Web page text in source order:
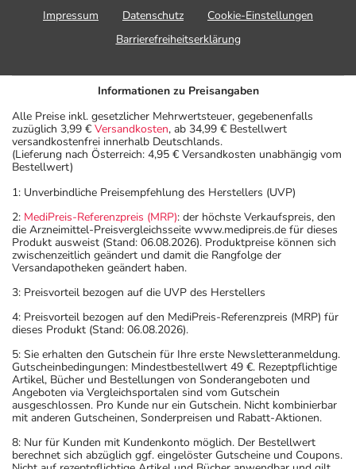
Impressum
Datenschutz
Cookie-Einstellungen
Barrierefreiheitserklärung
Informationen zu Preisangaben
Alle Preise inkl. gesetzlicher Mehrwertsteuer, gegebenenfalls
zuzüglich 3,99 € Versandkosten, ab 34,99 € Bestellwert
versandkostenfrei innerhalb Deutschlands.
(Lieferung nach Österreich: 4,95 € Versandkosten unabhängig vom
Bestellwert)
1: Unverbindliche Preisempfehlung des Herstellers (UVP)
2: MediPreis-Referenzpreis (MRP): der höchste Verkaufspreis, den
die Arzneimittel-Preisvergleichsseite www.medipreis.de für dieses
Produkt ausweist (Stand: 06.08.2026). Produktpreise können sich
zwischenzeitlich geändert und damit die Rangfolge der
Versandapotheken geändert haben.
3: Preisvorteil bezogen auf die UVP des Herstellers
4: Preisvorteil bezogen auf den MediPreis-Referenzpreis (MRP) für
dieses Produkt (Stand: 06.08.2026).
5: Sie erhalten den Gutschein für Ihre erste Newsletteranmeldung.
Gutscheinbedingungen: Mindestbestellwert 49 €. Rezeptpflichtige
Artikel, Bücher und Bestellungen von Sonderangeboten und
Angeboten via Vergleichsportalen sind vom Gutschein
ausgeschlossen. Pro Kunde nur ein Gutschein. Nicht kombinierbar
mit anderen Gutscheinen, Sonderpreisen und Rabatt-Aktionen.
8: Nur für Kunden mit Kundenkonto möglich. Der Bestellwert
berechnet sich abzüglich ggf. eingelöster Gutscheine und Coupons.